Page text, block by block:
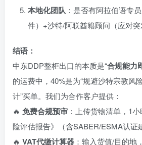
本地化团队 ：是否有阿拉伯语专
件）+沙特/阿联酋籍顾问（应对突
结语：
中东DDP整柜出口的本质是“合规能力
的运费中，40%是为“规避沙特宗教风
计”买单。我们为合作客户提供：
🔥 免费合规预审 ：上传货物清单，1
险评估报告》（含SABER/ESMA认证
🔥 VAT代缴计算器 ：输入货值/目的地